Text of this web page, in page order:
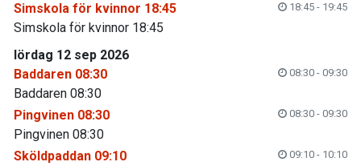
Simskola för kvinnor 18:45
18:45 - 19:45
Simskola för kvinnor 18:45
lördag 12 sep 2026
Baddaren 08:30
08:30 - 09:30
Baddaren 08:30
Pingvinen 08:30
08:30 - 09:30
Pingvinen 08:30
Sköldpaddan 09:10
09:10 - 10:10